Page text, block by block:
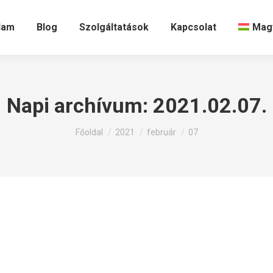
Blog Szolgáltatások Kapcsolat
Napi archívum: 2021.02.07.
Itt állsz:
Főoldal 2021 február 07